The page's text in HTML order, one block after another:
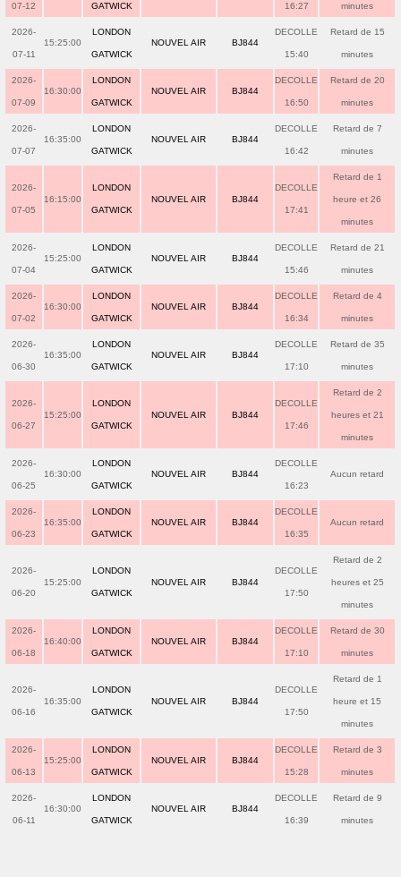
07-12 GATWICK 16:27 minutes
2026-
07-11
15:25:00
LONDON
GATWICK
NOUVEL AIR BJ844
DECOLLE
15:40
Retard de 15
minutes
2026-
07-09
16:30:00
LONDON
GATWICK
NOUVEL AIR BJ844
DECOLLE
16:50
Retard de 20
minutes
2026-
07-07
16:35:00
LONDON
GATWICK
NOUVEL AIR BJ844
DECOLLE
16:42
Retard de 7
minutes
2026-
07-05
16:15:00
LONDON
GATWICK
NOUVEL AIR BJ844
DECOLLE
17:41
Retard de 1
heure et 26
minutes
2026-
07-04
15:25:00
LONDON
GATWICK
NOUVEL AIR BJ844
DECOLLE
15:46
Retard de 21
minutes
2026-
07-02
16:30:00
LONDON
GATWICK
NOUVEL AIR BJ844
DECOLLE
16:34
Retard de 4
minutes
2026-
06-30
16:35:00
LONDON
GATWICK
NOUVEL AIR BJ844
DECOLLE
17:10
Retard de 35
minutes
2026-
06-27
15:25:00
LONDON
GATWICK
NOUVEL AIR BJ844
DECOLLE
17:46
Retard de 2
heures et 21
minutes
2026-
06-25
16:30:00
LONDON
GATWICK
NOUVEL AIR BJ844
DECOLLE
16:23
Aucun retard
2026-
06-23
16:35:00
LONDON
GATWICK
NOUVEL AIR BJ844
DECOLLE
16:35
Aucun retard
2026-
06-20
15:25:00
LONDON
GATWICK
NOUVEL AIR BJ844
DECOLLE
17:50
Retard de 2
heures et 25
minutes
2026-
06-18
16:40:00
LONDON
GATWICK
NOUVEL AIR BJ844
DECOLLE
17:10
Retard de 30
minutes
2026-
06-16
16:35:00
LONDON
GATWICK
NOUVEL AIR BJ844
DECOLLE
17:50
Retard de 1
heure et 15
minutes
2026-
06-13
15:25:00
LONDON
GATWICK
NOUVEL AIR BJ844
DECOLLE
15:28
Retard de 3
minutes
2026-
06-11
16:30:00
LONDON
GATWICK
NOUVEL AIR BJ844
DECOLLE
16:39
Retard de 9
minutes